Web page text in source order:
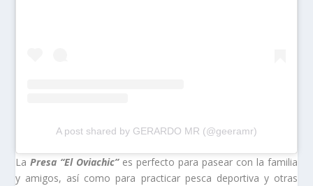
A post shared by GERARDO MR (@geeramr)
LaPresa “El Oviachic”es perfecto para pasear con la familia
y amigos, así como para practicar pesca deportiva y otras